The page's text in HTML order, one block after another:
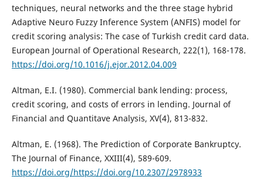
techniques, neural networks and the three stage hybrid
Adaptive Neuro Fuzzy Inference System (ANFIS) model for
credit scoring analysis: The case of Turkish credit card data.
European Journal of Operational Research, 222(1), 168-178.
https://doi.org/10.1016/j.ejor.2012.04.009
Altman, E.I. (1980). Commercial bank lending: process,
credit scoring, and costs of errors in lending. Journal of
Financial and Quantitave Analysis, XV(4), 813-832.
Altman, E. (1968). The Prediction of Corporate Bankruptcy.
The Journal of Finance, XXIII(4), 589-609.
https://doi.org/https://doi.org/10.2307/2978933